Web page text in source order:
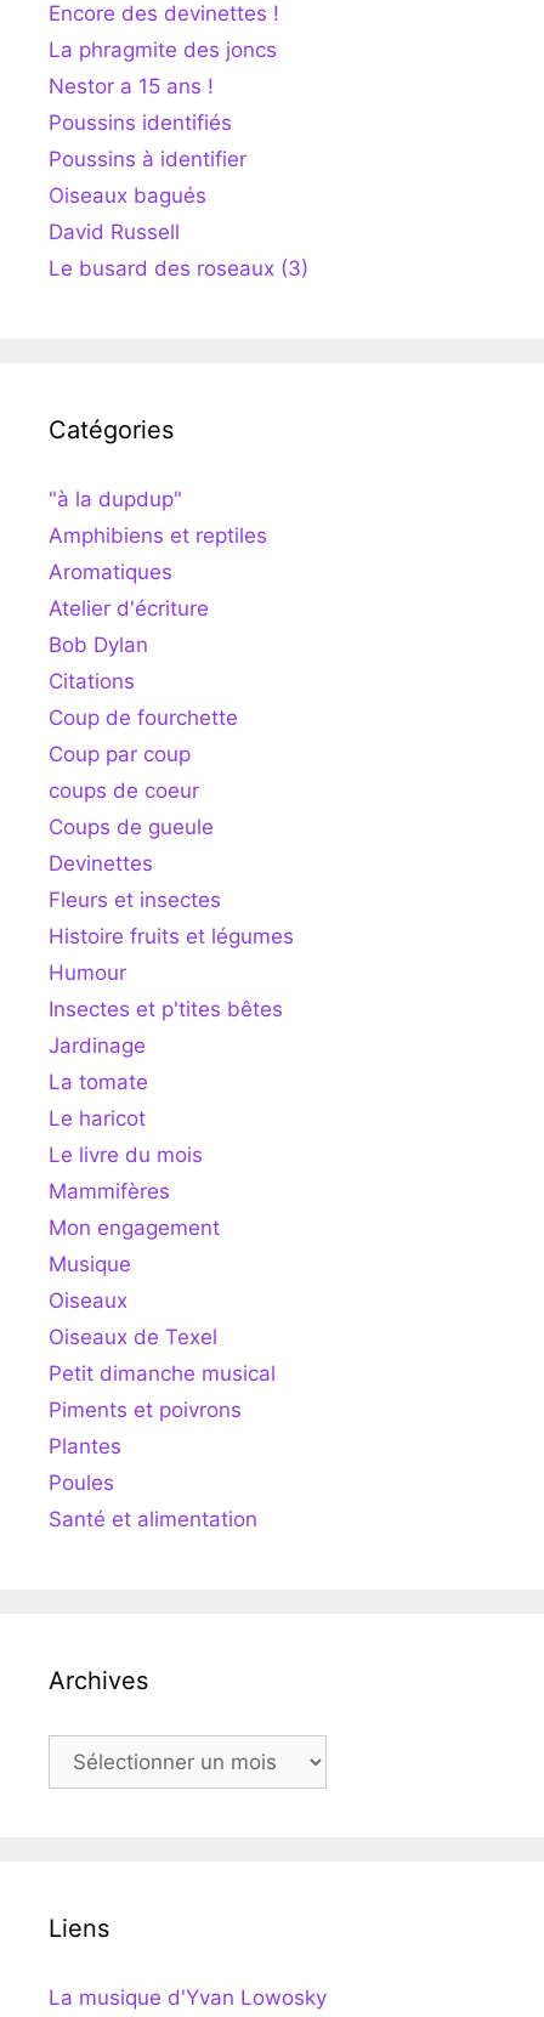
Encore des devinettes !
La phragmite des joncs
Nestor a 15 ans !
Poussins identifiés
Poussins à identifier
Oiseaux bagués
David Russell
Le busard des roseaux (3)
Catégories
"à la dupdup"
Amphibiens et reptiles
Aromatiques
Atelier d'écriture
Bob Dylan
Citations
Coup de fourchette
Coup par coup
coups de coeur
Coups de gueule
Devinettes
Fleurs et insectes
Histoire fruits et légumes
Humour
Insectes et p'tites bêtes
Jardinage
La tomate
Le haricot
Le livre du mois
Mammifères
Mon engagement
Musique
Oiseaux
Oiseaux de Texel
Petit dimanche musical
Piments et poivrons
Plantes
Poules
Santé et alimentation
Archives
Archives
Liens
La musique d'Yvan Lowosky